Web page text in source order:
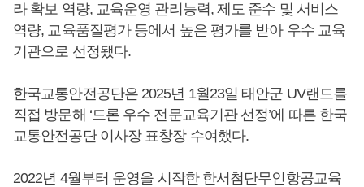
라 확보 역량, 교육운영 관리능력, 제도 준수 및 서비스
역량, 교육품질평가 등에서 높은 평가를 받아 우수 교육
기관으로 선정됐다.
한국교통안전공단은 2025년 1월23일 태안군 UV랜드를
직접 방문해 ‘드론 우수 전문교육기관 선정’에 따른 한국
교통안전공단 이사장 표창장 수여했다.
2022년 4월부터 운영을 시작한 한서첨단무인항공교육